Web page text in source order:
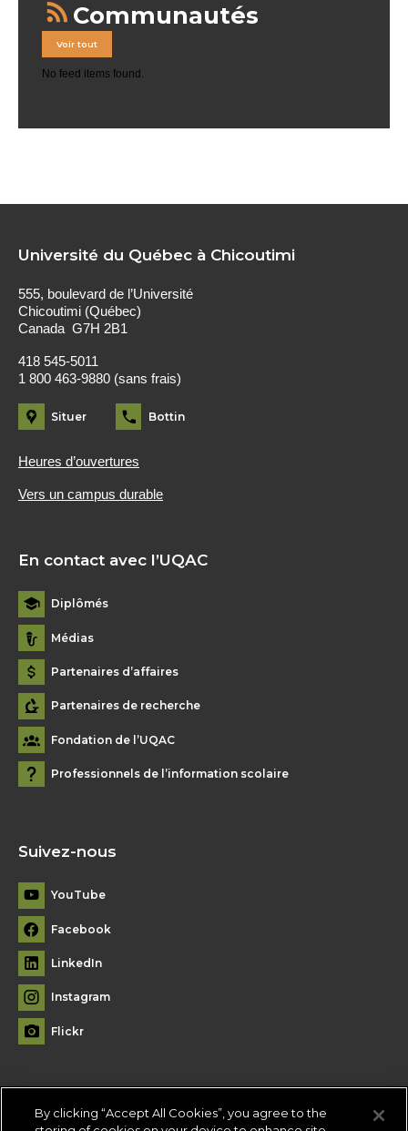
Communautés
Voir tout
No feed items found.
Université du Québec à Chicoutimi
555, boulevard de l’Université
Chicoutimi (Québec)
Canada G7H 2B1
418 545-5011
1 800 463-9880 (sans frais)
Situer Bottin
Heures d’ouvertures
Vers un campus durable
En contact avec l’UQAC
Diplômés
Médias
Partenaires d’affaires
Partenaires de recherche
Fondation de l’UQAC
Professionnels de l’information scolaire
Suivez-nous
YouTube
Facebook
LinkedIn
Instagram
Flickr
By clicking “Accept All Cookies”, you agree to the